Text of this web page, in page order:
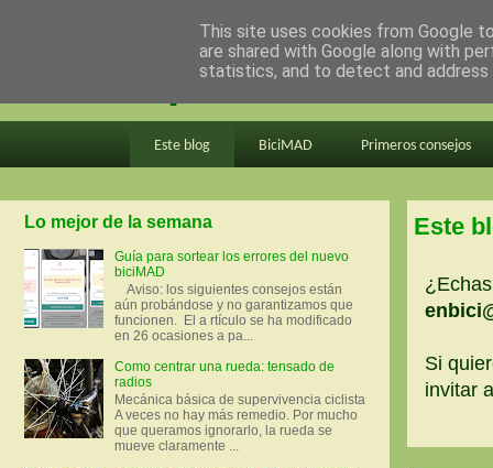
en bici por madrid
Este blog BiciMAD Primeros consejos
Este
Si
invitar
Lo mejor de la semana
Guía para sortear los errores del nuevo
biciMAD
Aviso: los siguientes consejos están
aún probándose y no garantizamos que
funcionen. El a rtículo se ha modificado
en 26 ocasiones a pa...
Como centrar una rueda: tensado de
radios
Mecánica básica de supervivencia ciclista
A veces no hay más remedio. Por mucho
que queramos ignorarlo, la rueda se
mueve claramente ...
This site uses cookies from Google
are shared with Google along with
statistics, and to detect and address